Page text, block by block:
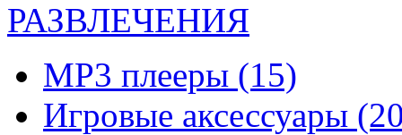
РАЗВЛЕЧЕНИЯ
MP3 плееры (15)
Игровые аксессуары